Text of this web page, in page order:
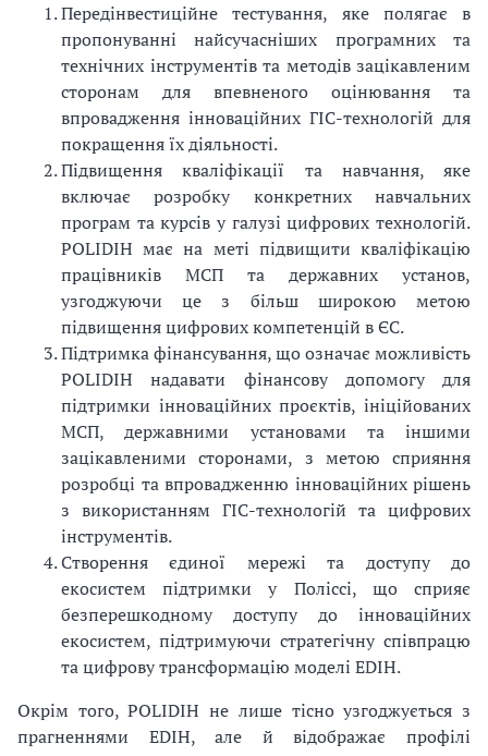
Передінвестиційне тестування, яке полягає в
пропонуванні найсучасніших програмних та
технічних інструментів та методів зацікавленим
сторонам для впевненого оцінювання та
впровадження інноваційних ГІС-технологій для
покращення їх діяльності.
Підвищення кваліфікації та навчання, яке
включає розробку конкретних навчальних
програм та курсів у галузі цифрових технологій.
POLIDIH має на меті підвищити кваліфікацію
працівників МСП та державних установ,
узгоджуючи це з більш широкою метою
підвищення цифрових компетенцій в ЄС.
Підтримка фінансування, що означає можливість
POLIDIH надавати фінансову допомогу для
підтримки інноваційних проєктів, ініційованих
МСП, державними установами та іншими
зацікавленими сторонами, з метою сприяння
розробці та впровадженню інноваційних рішень
з використанням ГІС-технологій та цифрових
інструментів.
Створення єдиної мережі та доступу до
екосистем підтримки у Поліссі, що сприяє
безперешкодному доступу до інноваційних
екосистем, підтримуючи стратегічну співпрацю
та цифрову трансформацію моделі EDIH.
Окрім того, POLIDIH не лише тісно узгоджується з
прагненнями EDIH, але й відображає профілі